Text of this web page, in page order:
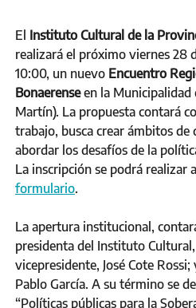
El Instituto Cultural de la
realizará el próximo viernes 28
10:00, un nuevo Encuentro
Bonaerenseen la Municipalidad
Martín). La propuesta contará
trabajo, busca crear ámbitos
abordar los desafíos de la
La inscripción se podrá realizar
formulario.
La apertura institucional,
presidenta del Instituto
vicepresidente, José Cote
Pablo García. A su término se
“Políticas públicas para la